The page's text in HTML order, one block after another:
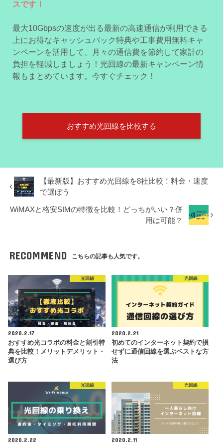
スです！
最大10Gbpsの速度が出る最新の高速通信が利用できる
上にお得なキャッシュバック特典や工事費用無料キャ
ンペーンを活用して、月々の通信費を節約して家計の
負担を軽減しましょう！光回線の最新キャンペーン情
報もまとめています。今すぐチェック！
おすすめ光回線を比較する
【最新版】おすすめ光回線を8社比較！料金・速度
で選ぼう
WiMAXと格安SIMの特徴を比較！どっちがいい？併
用は可能？
RECOMMEND こちらの記事も人気です。
光回線
2020.2.17
おすすめ光コラボの料金と割引特
典を比較！メリットデメリット・
選び方
光回線
2020.2.21
初めてのインターネット契約で損
せずに通信回線を選ぶベストな方
法
光回線
2020.2.22
光回線
2020.2.11